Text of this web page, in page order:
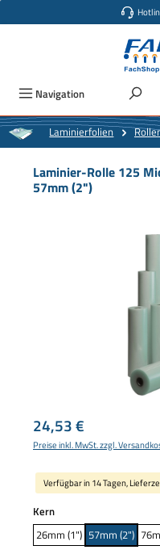
Navigation
Laminierfolien
Laminier-Rolle 125
57mm (2")
Regulärer Preis:
24,53 €
Preise inkl. MwSt. zzgl.
Verfügbar in 14 Tagen,
Kernauswählen
26mm (1") 57mm (2")